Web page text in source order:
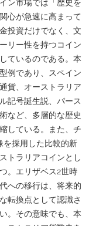
ン市場では「歴史を
心が急速に高まって
投資だけでなく、文
リー性を持つコイン
ているのである。本
例であり、スペイン
貨、オーストラリア
記号誕生説、パース
など、多層的な歴史
している。また、チ
を採用した比較的新
トラリアコインとし
。エリザベス2世時
への移行は、将来的
転換点として認識さ
。その意味でも、本